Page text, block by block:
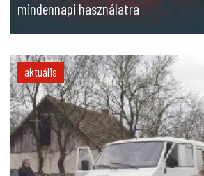
mindennapi használatra
aktuális